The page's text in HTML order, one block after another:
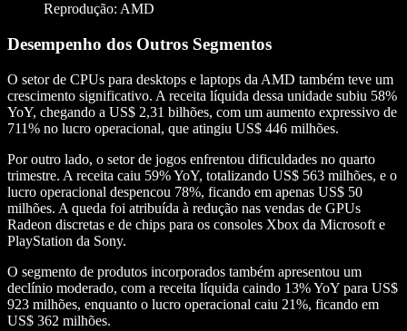
Reprodução: AMD
Desempenho dos Outros Segmentos
O setor de CPUs para desktops e laptops da AMD também teve um
crescimento significativo. A receita líquida dessa unidade subiu 58%
YoY, chegando a US$ 2,31 bilhões, com um aumento expressivo de
711% no lucro operacional, que atingiu US$ 446 milhões.
Por outro lado, o setor de jogos enfrentou dificuldades no quarto
trimestre. A receita caiu 59% YoY, totalizando US$ 563 milhões, e o
lucro operacional despencou 78%, ficando em apenas US$ 50
milhões. A queda foi atribuída à redução nas vendas de GPUs
Radeon discretas e de chips para os consoles Xbox da Microsoft e
PlayStation da Sony.
O segmento de produtos incorporados também apresentou um
declínio moderado, com a receita líquida caindo 13% YoY para US$
923 milhões, enquanto o lucro operacional caiu 21%, ficando em
US$ 362 milhões.